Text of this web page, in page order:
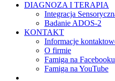
DIAGNOZA I TERAPIA
Integracja
Badanie ADOS-2
KONTAKT
Informacje
O firmie
Famiga na Facebooku
Famiga na YouTube